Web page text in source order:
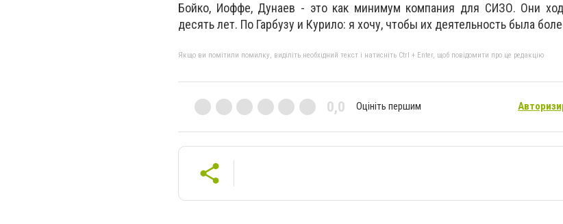
Бойко, Иоффе, Дунаев - это как минимум компания для СИЗО. Они
десять лет. По Гарбузу и Курило: я хочу, чтобы их деятельность была
Якщо ви помітили помилку, виділіть необхідний текст і натисніть Ctrl + Enter, щоб повідомити про це редакцію
0,0 Оцініть першим